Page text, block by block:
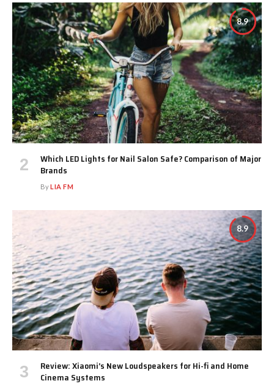
8.9
Which LED Lights for Nail Salon Safe? Comparison of Major
Brands
ByLIA FM
8.9
Review: Xiaomi’s New Loudspeakers for Hi-fi and Home
Cinema Systems